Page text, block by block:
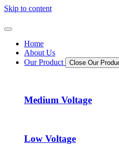
Skip to content
Home
About Us
Our Product
Close Our
Medium Voltage
Low Voltage